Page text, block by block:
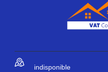
indisponible